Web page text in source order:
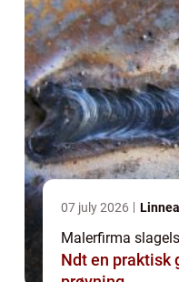
07 july 2026
Malerfirma
Ndt en praktisk guide til ikke-destruktiv